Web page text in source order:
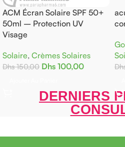
50+
acure gommage exfoliant
corps 118ml Maroc
Gommage et Exfoliant
Soins visage
Dhs180,00 Dhs
DERNIERS